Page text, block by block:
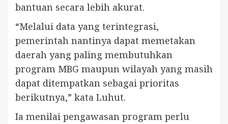
bantuan secara lebih akurat.
“Melalui data yang terintegrasi,
pemerintah nantinya dapat memetakan
daerah yang paling membutuhkan
program MBG maupun wilayah yang masih
dapat ditempatkan sebagai prioritas
berikutnya,” kata Luhut.
Ia menilai pengawasan program perlu